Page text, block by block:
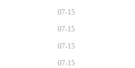
07-15
07-15
07-15
07-15